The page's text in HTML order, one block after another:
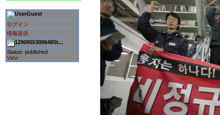
Guest
ログイン
情報提供
1290955300648St...
Status: published
View